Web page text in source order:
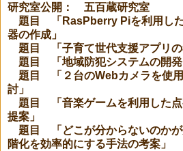
研究室公開： 五百蔵研究室
題目 「RasPberry Piを利用した
器の作成」
題目 「子育て世代支援アプリの
題目 「地域防犯システムの開発
題目 「２台のWebカメラを使用
討」
題目 「音楽ゲームを利用した点
提案」
題目 「どこが分からないのかが
階化を効率的にする手法の考案」